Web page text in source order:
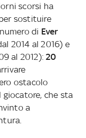
scorsi ha
sostituire
di Ever
2014 al 2016) e
al 2012):20
ostacolo
che sta
a